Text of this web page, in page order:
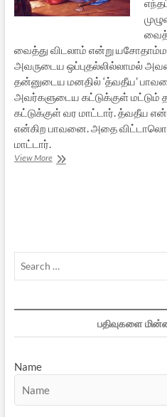
வைத்து விடலாம் என்று
அவருடைய ஒப்புதல்லில்லாமல்
தன்னுடைய மனதில் ‘த்வதீய’
அவர்களுடைய கட்டுக்குள் மட்டும்
கட்டுக்குள் வர மாட்டார். த்வதீய
என்கிற பாவனை. அதை
மாட்டார்.
View Moreவெண்ணைப்
பதிவுகளை
Name